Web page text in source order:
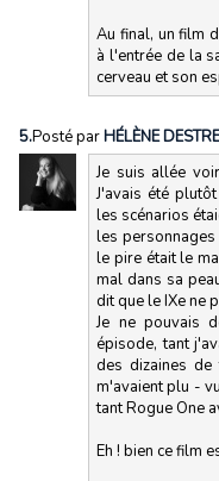
Au final, un film
à l'entrée de la
cerveau et son
5.Posté parHÉLÈNE
Je suis allée
J'avais été
les scénarios
les
le pire était le
mal dans sa
dit que le IXe ne
Je ne pouvais
épisode, tant
des dizaines
m'avaient plu -
tant Rogue One
Eh ! bien ce film